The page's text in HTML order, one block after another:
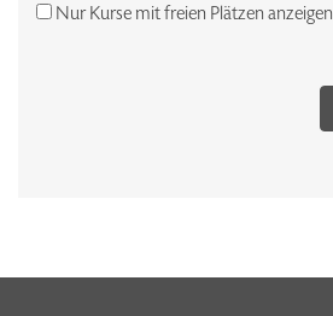
Nur Kurse mit freien Plätzen anzeigen